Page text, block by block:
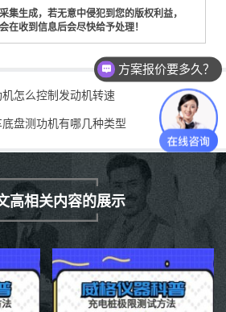
集生成，若无意中侵犯到您的版权利益，
在收到信息后会尽快给予处理！
怎么控制发动机转速
盘测功机有哪几种类型
高相关内容的展示
方案报价要多久？